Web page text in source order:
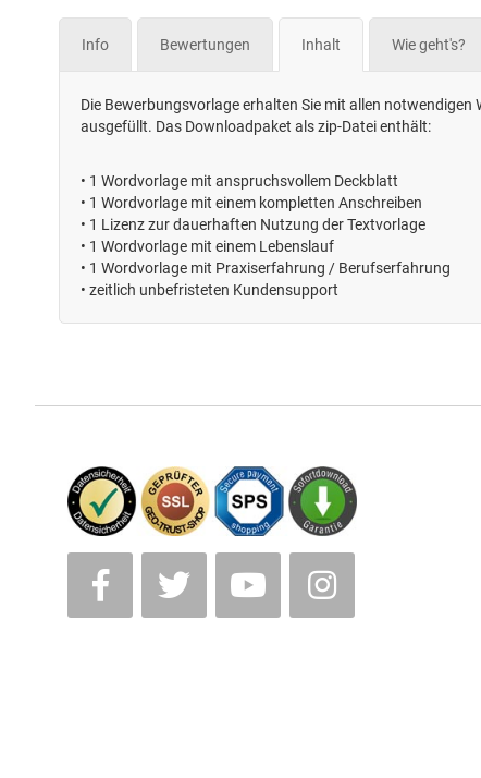
Info Bewertungen Inhalt Wie geht's?
Die Bewerbungsvorlage erhalten Sie mit allen
ausgefüllt. Das Downloadpaket als zip-Datei enthält:
• 1 Wordvorlage mit anspruchsvollem Deckblatt
• 1 Wordvorlage mit einem kompletten Anschreiben
• 1 Lizenz zur dauerhaften Nutzung der Textvorlage
• 1 Wordvorlage mit einem Lebenslauf
• 1 Wordvorlage mit Praxiserfahrung / Berufserfahrung
• zeitlich unbefristeten Kundensupport